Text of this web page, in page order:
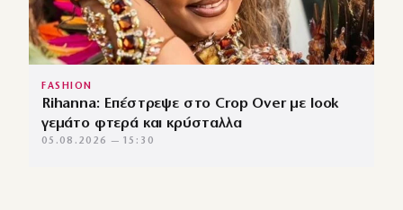
FASHION
Rihanna: Επέστρεψε στο Crop Over με look
γεμάτο φτερά και κρύσταλλα
05.08.2026 — 15:30